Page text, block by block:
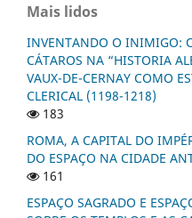
Mais lidos
INVENTANDO O INIMIGO:
CÁTAROS NA “HISTORIA
VAUX-DE-CERNAY COMO
CLERICAL (1198-1218)
183
ROMA, A CAPITAL DO
DO ESPAÇO NA CIDADE
161
ESPAÇO SAGRADO E